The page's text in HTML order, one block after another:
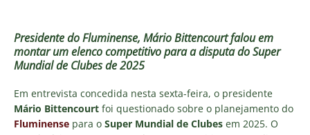
Presidente do Fluminense, Mário Bittencourt falou em
montar um elenco competitivo para a disputa do Super
Mundial de Clubes de 2025
Em entrevista concedida nesta sexta-feira, o presidente
Mário Bittencourt foi questionado sobre o planejamento do
Fluminense para o Super Mundial de Clubes em 2025. O